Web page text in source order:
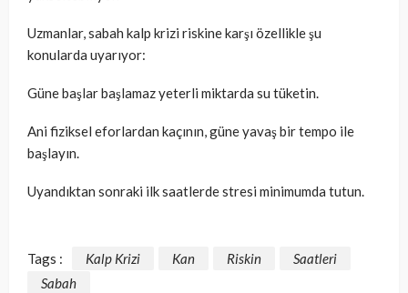
Uzmanlar, sabah kalp krizi riskine karşı özellikle şu
konularda uyarıyor:
Güne başlar başlamaz yeterli miktarda su tüketin.
Ani fiziksel eforlardan kaçının, güne yavaş bir tempo ile
başlayın.
Uyandıktan sonraki ilk saatlerde stresi minimumda tutun.
Tags : Kalp Krizi Kan Riskin
Saatleri
Sabah